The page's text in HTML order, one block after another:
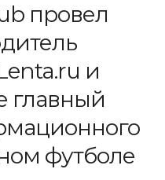
провел
и
главный
футболе